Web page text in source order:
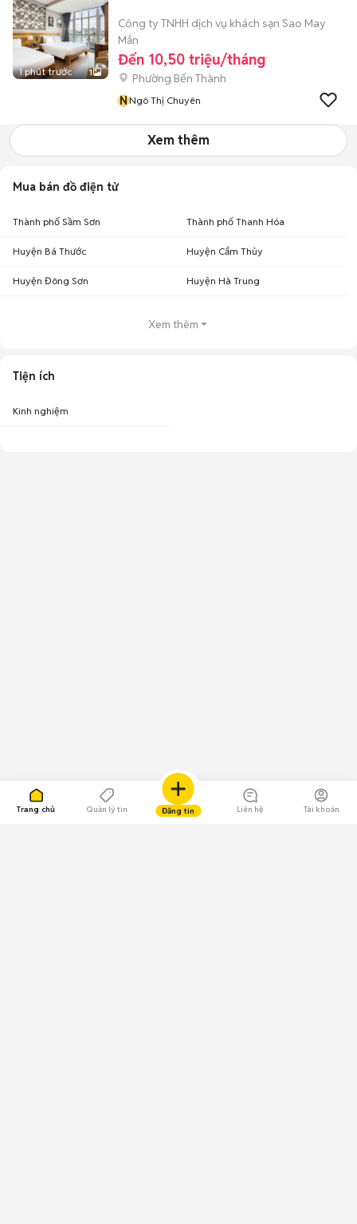
Trang chủ Quản lý tin Đăng tin Liên hệ Tài khoản
1 phút trước 1
Công ty TNHH dịch vụ khách sạn Sao May
Mắn
Đến 10,50 triệu/tháng
Phường Bến Thành
NNgô Thị Chuyên
Xem thêm
Mua bán đồ điện tử
Thành phố Sầm Sơn Thành phố Thanh Hóa
Huyện Bá Thước Huyện Cẩm Thủy
Huyện Đông Sơn Huyện Hà Trung
Xem thêm
Tiện ích
Kinh nghiệm